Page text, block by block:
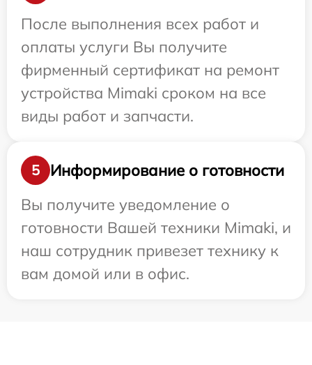
После выполнения всех работ и
оплаты услуги Вы получите
фирменный сертификат на ремонт
устройства Mimaki сроком на все
виды работ и запчасти.
5
Информирование о готовности
Вы получите уведомление о
готовности Вашей техники Mimaki, и
наш сотрудник привезет технику к
вам домой или в офис.